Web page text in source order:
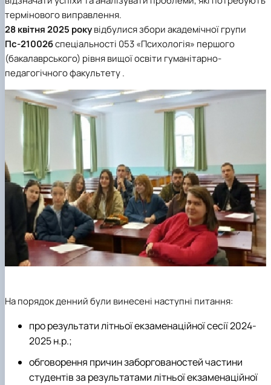
термінового виправлення.
28 квітня 2025 рокувідбулися збори академічної групи
Пс-21002бспеціальності 053 «Психологія» першого
(бакалаврського) рівня вищої освіти гуманітарно-
педагогічного факультету.
На порядок денний були винесені наступні питання:
про результати літньої екзаменаційної сесії 2024-
2025 н.р.;
обговорення причин заборгованостей частини
студентів за результатами літньої екзаменаційної